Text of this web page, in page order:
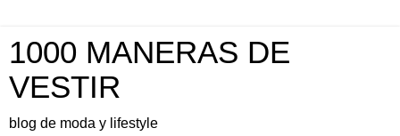
1000 MANERAS DE
VESTIR
blog de moda y lifestyle